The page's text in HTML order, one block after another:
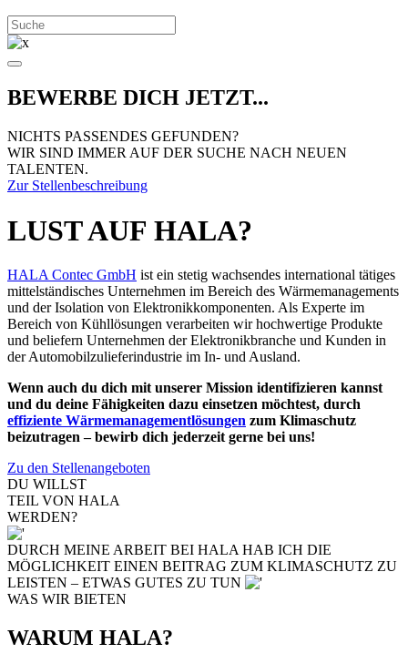
BEWERBE DICH JETZT...
NICHTS PASSENDES GEFUNDEN?
WIR SIND IMMER AUF DER SUCHE NACH NEUEN
TALENTEN.
Zur Stellenbeschreibung
LUST AUF HALA?
HALA Contec GmbH ist ein stetig wachsendes international tätiges
mittelständisches Unternehmen im Bereich des Wärmemanagements
und der Isolation von Elektronikkomponenten. Als Experte im
Bereich von Kühllösungen verarbeiten wir hochwertige Produkte
und beliefern Unternehmen der Elektronikbranche und Kunden in
der Automobilzulieferindustrie im In- und Ausland.
Wenn auch du dich mit unserer Mission identifizieren kannst
und du deine Fähigkeiten dazu einsetzen möchtest, durch
effiziente Wärmemanagementlösungen zum Klimaschutz
beizutragen – bewirb dich jederzeit gerne bei uns!
Zu den Stellenangeboten
DU WILLST
TEIL VON HALA
WERDEN?
DURCH MEINE ARBEIT BEI HALA HAB ICH DIE
MÖGLICHKEIT EINEN BEITRAG ZUM KLIMASCHUTZ ZU
LEISTEN – ETWAS GUTES ZU TUN
WAS WIR BIETEN
WARUM HALA?